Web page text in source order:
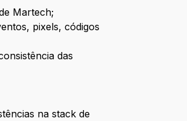
Martech;
pixels, códigos
das
na stack de